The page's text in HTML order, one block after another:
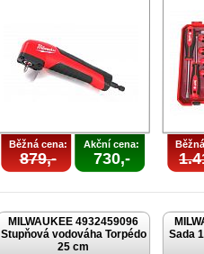
Běžná cena:
879,-
Akční cena:
730,-
MILWAUKEE 4932459096
Stupňová vodováha Torpédo
25 cm
Sada